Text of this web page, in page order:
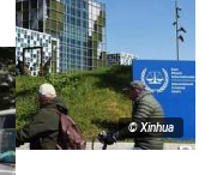
© Xinhua